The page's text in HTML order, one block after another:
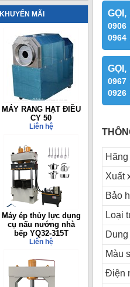
KHUYẾN MÃI
MÁY RANG HẠT ĐIỀU
CY 50
Liên hệ
Máy ép thủy lực dụng
cụ nấu nướng nhà
bếp YQ32-315T
Liên hệ
GỌI,
0906
0964
GỌI,
0967
0926
Xuất
Bảo
Loại
Dung
Màu
Điện